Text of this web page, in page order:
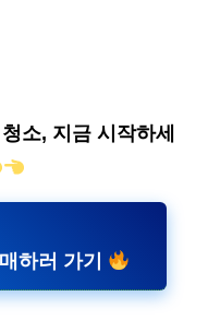
소, 지금 시작하세
하러 가기